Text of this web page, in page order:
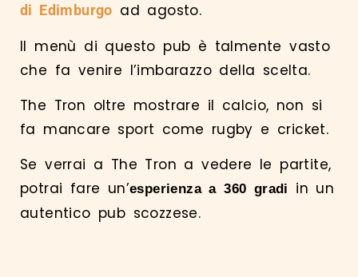
di Edimburgo ad agosto.
Il menù di questo pub è talmente vasto
che fa venire l’imbarazzo della scelta.
The Tron oltre mostrare il calcio, non si
fa mancare sport come rugby e cricket.
Se verrai a The Tron a vedere le partite,
potrai fare un’esperienza a 360 gradi
in un
autentico pub scozzese.